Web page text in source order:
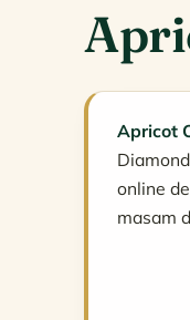
Apricot
online
masam